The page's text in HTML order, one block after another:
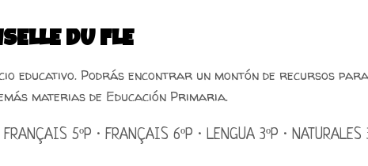
DU FLE
educativo. Podrás encontrar un montón de recursos
materias de Educación Primaria.
FRANÇAIS 5ºP FRANÇAIS 6ºP LENGUA 3ºP NATURALES